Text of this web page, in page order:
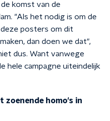
komst van de
"Als het nodig is om de
posters om dit
dan doen we dat",
dus. Want vanwege
hele campagne uiteindelijk
zoenende homo's in